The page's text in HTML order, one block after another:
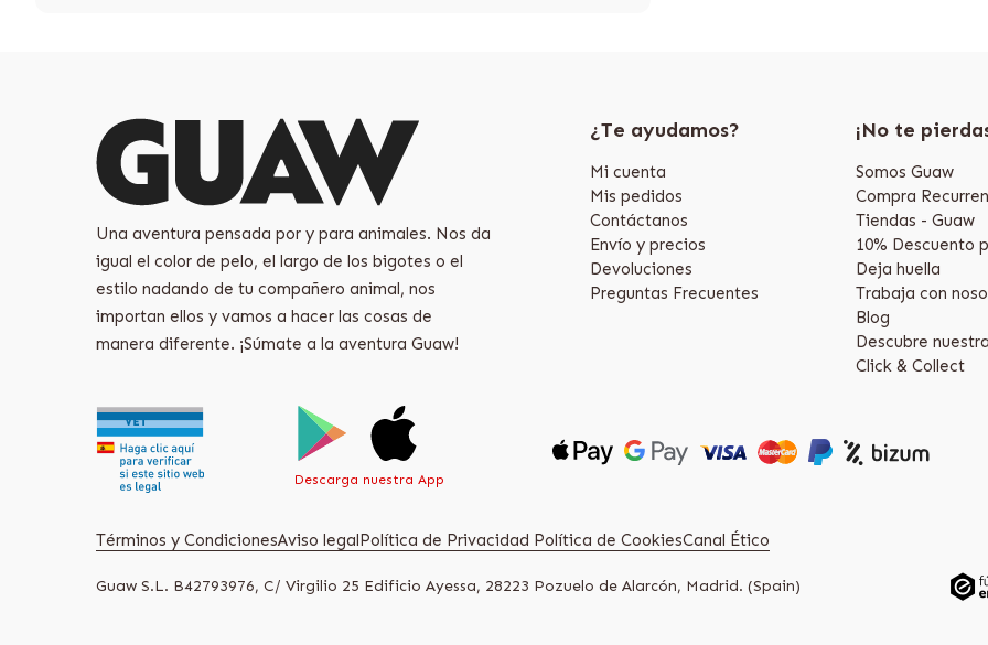
Una aventura pensada por y para animales. Nos da
igual el color de pelo, el largo de los bigotes o el
estilo nadando de tu compañero animal, nos
importan ellos y vamos a hacer las cosas de
manera diferente. ¡Súmate a la aventura Guaw!
¿Te ayudamos?
Mi cuenta
Mis pedidos
Contáctanos
Envío y precios
Devoluciones
Preguntas Frecuentes
¡No te
Somos Guaw
Compra
Tiendas - Guaw
10% Descuento
Deja huella
Trabaja con
Blog
Descubre
Click & Collect
Descarga nuestra App
Términos y CondicionesAviso legalPolítica de Privacidad Política de CookiesCanal Ético
Guaw S.L. B42793976, C/ Virgilio 25 Edificio Ayessa, 28223 Pozuelo de Alarcón, Madrid. (Spain)